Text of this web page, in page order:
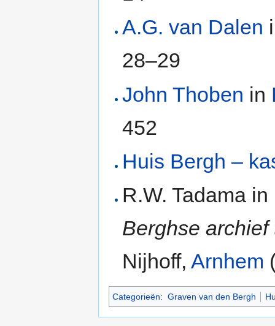
A.G. van Dalen
28–29
John Thoben in
452
Huis Bergh –
R.W. Tadama in
Berghse
Nijhoff,Arnhem
Categorieën: Graven van den Bergh